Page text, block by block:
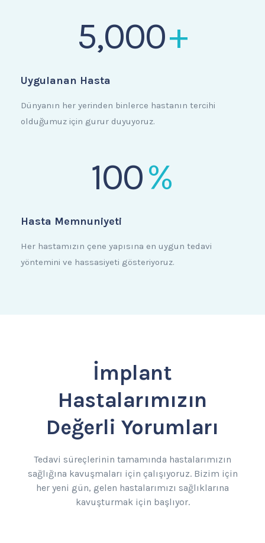
5,000+
Uygulanan Hasta
Dünyanın her yerinden binlerce hastanın tercihi
olduğumuz için gurur duyuyoruz.
100%
Hasta Memnuniyeti
Her hastamızın çene yapısına en uygun tedavi
yöntemini ve hassasiyeti gösteriyoruz.
İmplant
Hastalarımızın
Değerli Yorumları
Tedavi süreçlerinin tamamında hastalarımızın
sağlığına kavuşmaları için çalışıyoruz. Bizim için
her yeni gün, gelen hastalarımızı sağlıklarına
kavuşturmak için başlıyor.